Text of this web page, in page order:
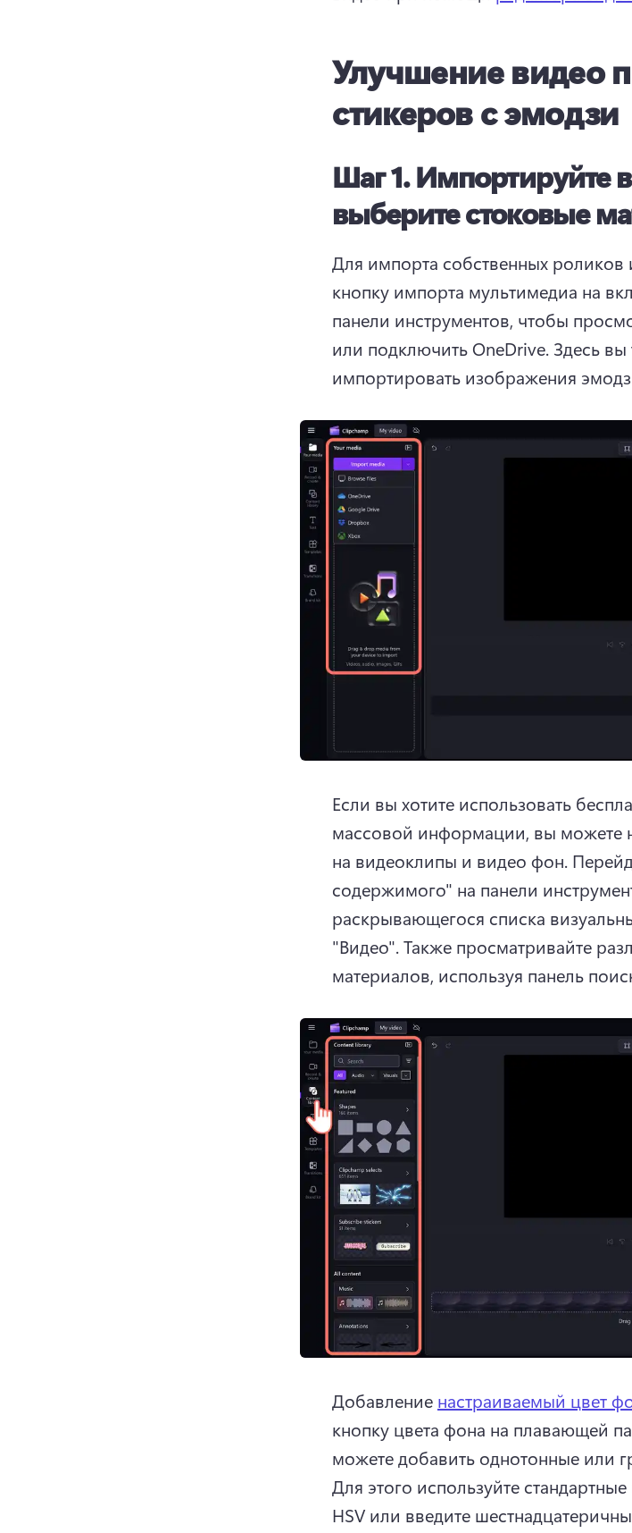
Улучшение видео
стикеров с эмодзи
Шаг 1.Импортируйте
выберите стоковые
Для импорта собственных
кнопку импорта мультимедиа на
панели инструментов, чтобы
или подключить OneDrive. Здесь
импортировать изображения
Если вы хотите использовать
массовой информации, вы можете
на видеоклипы и видео фон.
содержимого" на панели
раскрывающегося списка
"Видео". Также просматривайте
материалов, используя панель
Добавление настраиваемый цвет
кнопку цвета фона на плавающей
можете добавить однотонные или
Для этого используйте
HSV или введите